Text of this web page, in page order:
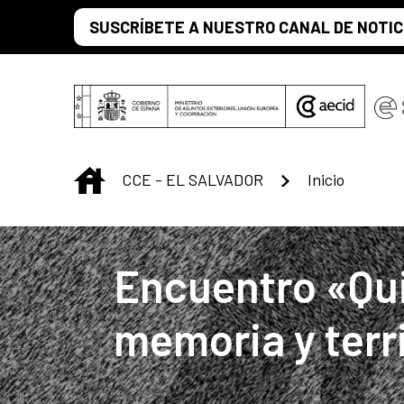
Saltar al contenido principal
SUSCRÍBETE A NUESTRO CANAL DE
INICIO
CCE - EL SALVADOR Inicio
Centro Cultural
Encuentro
memoria y